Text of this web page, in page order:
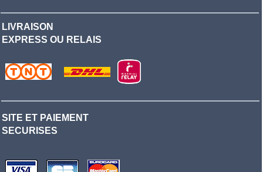
LIVRAISON
EXPRESS OU RELAIS
SITE ET PAIEMENT
SECURISES